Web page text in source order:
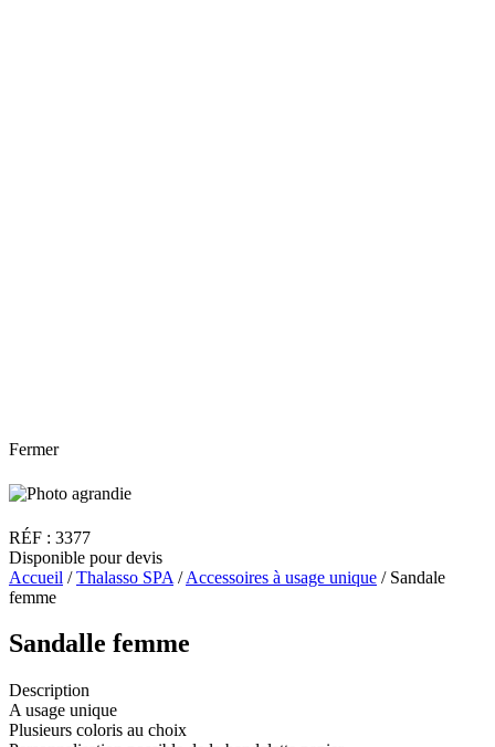
Fermer
RÉF : 3377
Disponible pour devis
Accueil /Thalasso SPA /Accessoires à usage unique / Sandale
femme
Sandalle femme
Description
A usage unique
Plusieurs coloris au choix